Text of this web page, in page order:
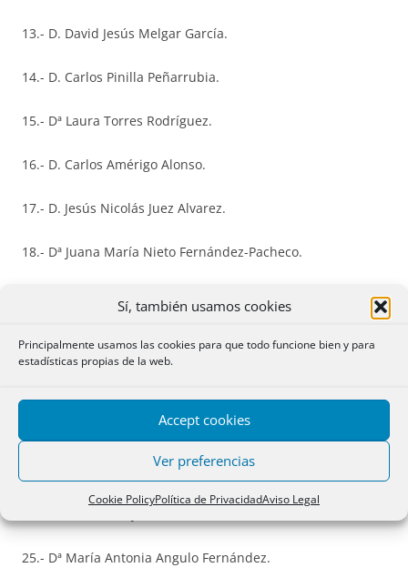
Sí, también usamos cookies
Principalmente usamos las cookies para que todo funcione bien y para
estadísticas propias de la web.
Accept cookies
Ver preferencias
Cookie PolicyPolítica de PrivacidadAviso Legal
13.- D. David Jesús Melgar García.
14.- D. Carlos Pinilla Peñarrubia.
15.- Dª Laura Torres Rodríguez.
16.- D. Carlos Amérigo Alonso.
17.- D. Jesús Nicolás Juez Alvarez.
18.- Dª Juana María Nieto Fernández-Pacheco.
20.- Dª Noemi Sarai Alcobendas Delgado.
22.- D. Alberto María García Ruiz de Huidobro.
23.- D. Javier Casado de Mata.
25.- Dª María Antonia Angulo Fernández.